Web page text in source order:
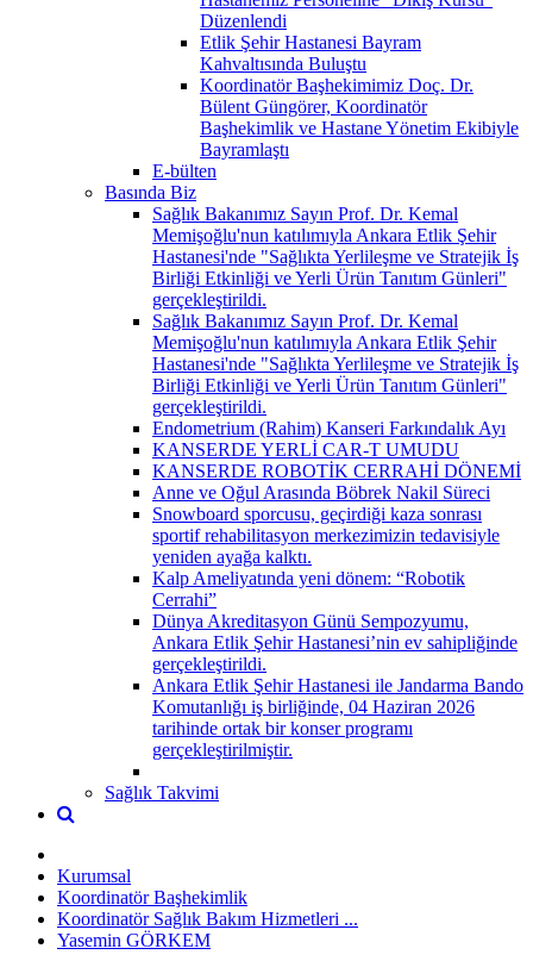
Düzenlendi
Etlik Şehir Hastanesi Bayram
Kahvaltısında Buluştu
Koordinatör Başhekimimiz Doç. Dr.
Bülent Güngörer, Koordinatör
Başhekimlik ve Hastane Yönetim Ekibiyle
Bayramlaştı
E-bülten
Basında Biz
Sağlık Bakanımız Sayın Prof. Dr. Kemal
Memişoğlu'nun katılımıyla Ankara Etlik Şehir
Hastanesi'nde "Sağlıkta Yerlileşme ve Stratejik İş
Birliği Etkinliği ve Yerli Ürün Tanıtım Günleri"
gerçekleştirildi.
Sağlık Bakanımız Sayın Prof. Dr. Kemal
Memişoğlu'nun katılımıyla Ankara Etlik Şehir
Hastanesi'nde "Sağlıkta Yerlileşme ve Stratejik İş
Birliği Etkinliği ve Yerli Ürün Tanıtım Günleri"
gerçekleştirildi.
Endometrium (Rahim) Kanseri Farkındalık Ayı
KANSERDE YERLİ CAR-T UMUDU
KANSERDE ROBOTİK CERRAHİ DÖNEMİ
Anne ve Oğul Arasında Böbrek Nakil Süreci
Snowboard sporcusu, geçirdiği kaza sonrası
sportif rehabilitasyon merkezimizin tedavisiyle
yeniden ayağa kalktı.
Kalp Ameliyatında yeni dönem: “Robotik
Cerrahi”
Dünya Akreditasyon Günü Sempozyumu,
Ankara Etlik Şehir Hastanesi’nin ev sahipliğinde
gerçekleştirildi.
Ankara Etlik Şehir Hastanesi ile Jandarma Bando
Komutanlığı iş birliğinde, 04 Haziran 2026
tarihinde ortak bir konser programı
gerçekleştirilmiştir.
Sağlık Takvimi
Kurumsal
Koordinatör Başhekimlik
Koordinatör Sağlık Bakım Hizmetleri ...
Yasemin GÖRKEM